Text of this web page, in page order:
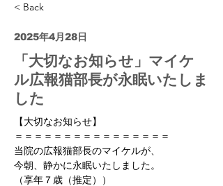
< Back
2025年4月28日
「大切なお知らせ」マイケ
ル広報猫部長が永眠いたしま
した
【大切なお知らせ】
＝＝＝＝＝＝＝＝＝＝＝＝＝＝＝＝
当院の広報猫部長のマイケルが、
今朝、静かに永眠いたしました。
（享年７歳（推定））